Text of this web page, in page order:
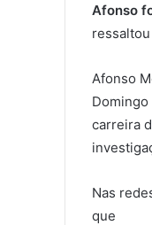
Afonso
Afonso
carreira
Nas
que